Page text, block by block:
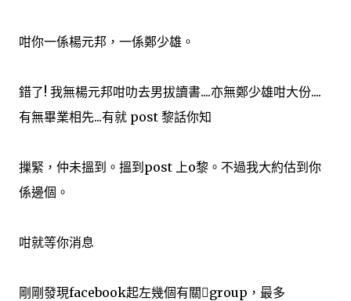
咁你一係楊元邦，一係鄭少雄。
錯了! 我無楊元邦咁叻去男拔讀書....亦無鄭少雄咁大份....
有無畢業相先...有就 post 黎話你知
摷緊，仲未搵到。搵到post 上o黎。不過我大約估到你
係邊個。
咁就等你消息
剛剛發現facebook起左幾個有關group，最多